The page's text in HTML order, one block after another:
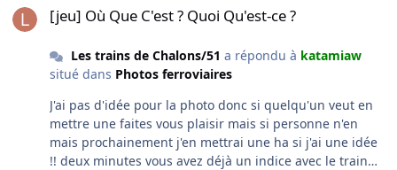
[jeu] Où Que C'est ? Quoi Qu'est-ce ?
Les trains de Chalons/51 a répondu à katamiaw
situé dans Photos ferroviaires
J'ai pas d'idée pour la photo donc si quelqu'un veut en
mettre une faites vous plaisir mais si personne n'en
mais prochainement j'en mettrai une ha si j'ai une idée
!! deux minutes vous avez déjà un indice avec le train